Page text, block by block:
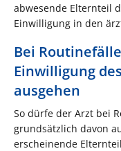
abwesende Elternteil
Einwilligung in den
Bei
Einwilligung
ausgehen
So dürfe der Arzt bei
grundsätzlich davon
erscheinende